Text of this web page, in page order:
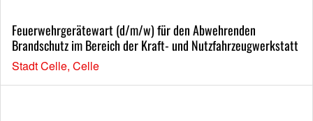
Feuerwehrgerätewart (d/m/w) für den Abwehrenden
Brandschutz im Bereich der Kraft- und Nutzfahrzeugwerkstatt
Stadt Celle, Celle